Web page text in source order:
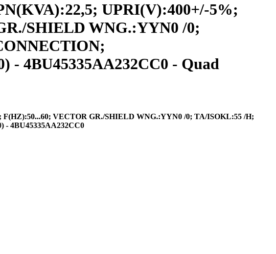
UPRI(V):400+/-5%;
SHIELD WNG.:YYN0 /0;
4BU45335AA232CC0 - Quad
VECTOR GR./SHIELD WNG.:YYN0 /0; TA/ISOKL:55 /H;
4BU45335AA232CC0